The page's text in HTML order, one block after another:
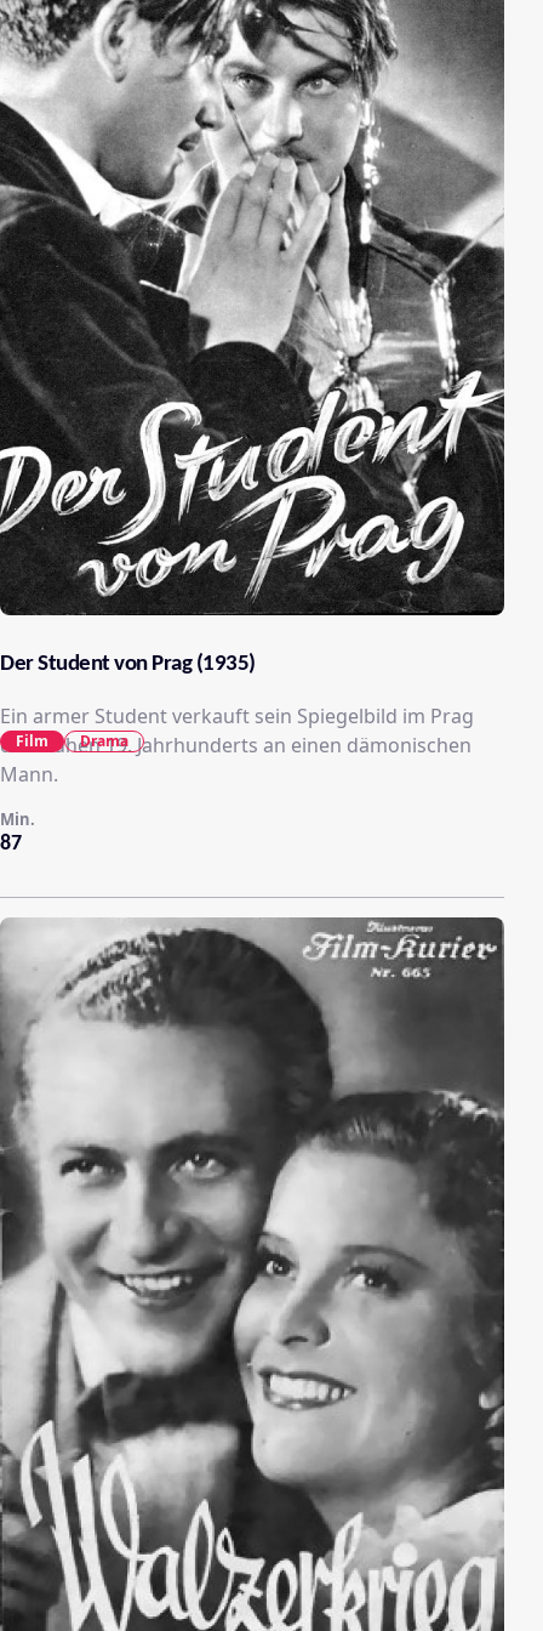
Der Student von Prag (1935)
Ein armer Student verkauft sein Spiegelbild im Prag
des frühen 19. Jahrhunderts an einen dämonischen
Mann.
87
Min.
Film Drama